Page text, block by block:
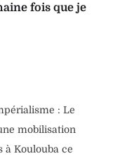
fois que je
: Le
mobilisation
à Koulouba ce